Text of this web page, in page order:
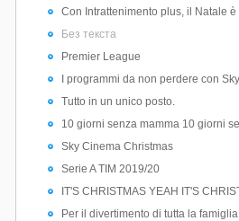
Con Intrattenimento plus, il Natale
Без текста
Premier League
I programmi da non perdere con
Tutto in un unico posto.
10 giorni senza mamma 10 giorni
Sky Cinema Christmas
Serie A TIM 2019/20
IT'S CHRISTMAS YEAH IT'S
Per il divertimento di tutta la famiglia